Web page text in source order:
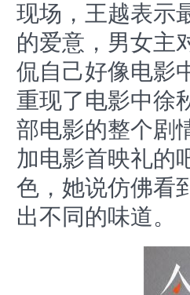
现场，王越表示
的爱意，男女主
侃自己好像电影
重现了电影中徐
部电影的整个剧
加电影首映礼的
色，她说仿佛看
出不同的味道。